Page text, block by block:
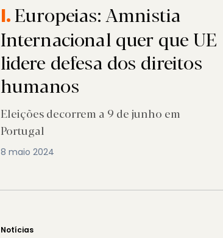
I.Europeias: Amnistia
Internacional quer que UE
lidere defesa dos direitos
humanos
Eleições decorrem a 9 de junho em
Portugal
8 maio 2024
Notícias